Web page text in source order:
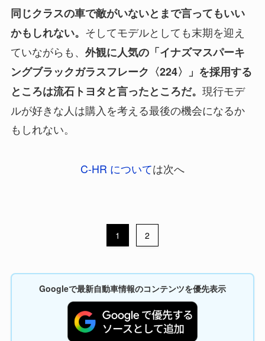
同じクラスの車で敵がいないとまで言ってもいい
かもしれない。 そしてモデルとしても末期を迎え
ていながらも、 外観に人気の「イナズマスパーキ
ングブラックガラスフレーク〈224〉」を採用する
ところは流石トヨタと言ったところだ。 現行モデ
ルが好きな人は購入を考える最後の機会になるか
もしれない。
C-HR については次へ
1 2
Googleで最新自動車情報のコンテンツを優先表示